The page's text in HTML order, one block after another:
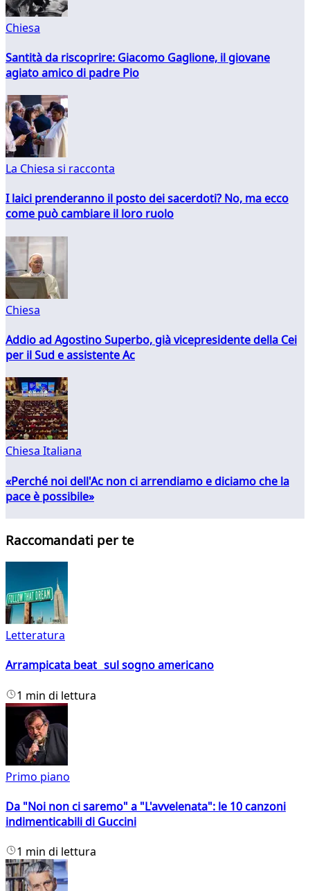
Chiesa
Santità da riscoprire: Giacomo Gaglione, il giovane
agiato amico di padre Pio
La Chiesa si racconta
I laici prenderanno il posto dei sacerdoti? No, ma ecco
come può cambiare il loro ruolo
Chiesa
Addio ad Agostino Superbo, già vicepresidente della Cei
per il Sud e assistente Ac
Chiesa Italiana
«Perché noi dell'Ac non ci arrendiamo e diciamo che la
pace è possibile»
Raccomandati per te
Letteratura
Arrampicata beat sul sogno americano
1 min di lettura
Primo piano
Da "Noi non ci saremo" a "L'avvelenata": le 10 canzoni
indimenticabili di Guccini
1 min di lettura